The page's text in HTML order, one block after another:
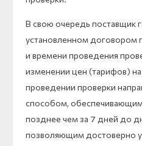
В свою очередь поставщик
установленном договором
и времени проведения
изменении цен (тарифов)
проведении проверки
способом,
позднее чем за 7 дней до
позволяющим достоверно